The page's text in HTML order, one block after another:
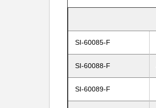
SI-60085-F
SI-60088-F
SI-60089-F